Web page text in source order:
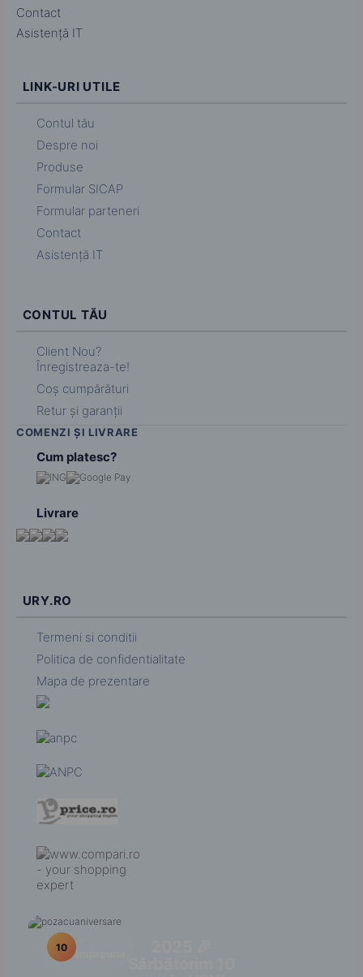
Contact
Asistență IT
LINK-URI UTILE
Contul tău
Despre noi
Produse
Formular SICAP
Formular parteneri
Contact
Asistență IT
CONTUL TĂU
Client Nou?
Înregistreaza-te!
Coș cumpărături
Retur și garanții
COMENZI ȘI LIVRARE
Cum platesc?
Livrare
URY.RO
Termeni si conditii
Politica de confidentialitate
Mapa de prezentare
10